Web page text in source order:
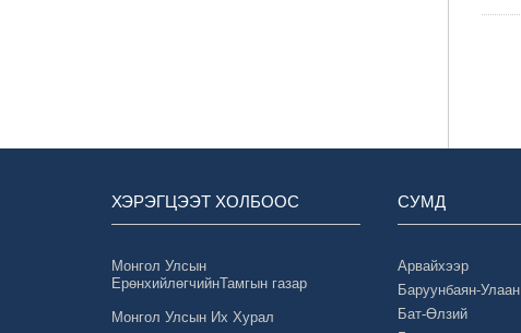
ХЭРЭГЦЭЭТ ХОЛБООС
Монгол Улсын
ЕрөнхийлөгчийнТамгын газар
Монгол Улсын Их Хурал
СУМД
Арвайхээр
Баруунбаян-Улаан
Бат-Өлзий